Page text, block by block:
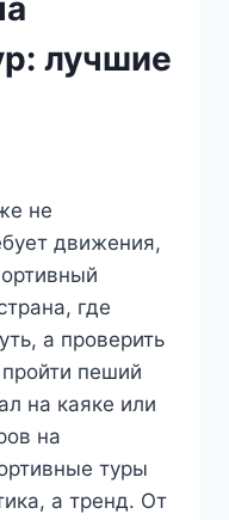
лучшие
не
движения,
где
а проверить
пеший
на каяке или
на
туры
а тренд. От